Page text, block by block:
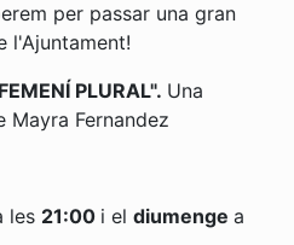
per passar una gran
l'Ajuntament!
FEMENÍ PLURAL". Una
Fernandez
les 21:00 i el diumenge a